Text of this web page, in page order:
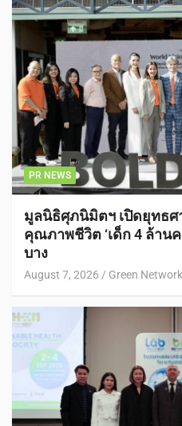
PR NEWS
มูลนิธิศุภนิมิตฯ เปิดยุทธศ
คุณภาพชีวิต ‘เด็ก 4 ล้าน
บาง
August 7, 2026 Green Network